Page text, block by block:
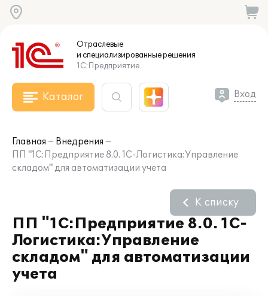
Отраслевые
и специализированныерешения
1С:Предприятие
Каталог Вход
Главная
Внедрения
ПП "1С:Предприятие 8.0. 1С-Логистика:Управление
складом" для автоматизации учета
ПП "1С:Предприятие 8.0. 1С-
Логистика:Управление
складом" для автоматизации
учета
К списку